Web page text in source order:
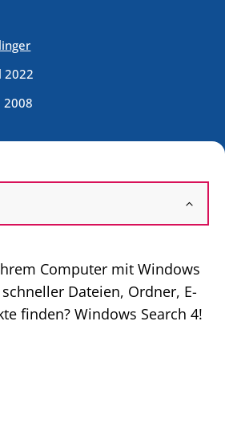
2022
2008
Computer mit Windows
Dateien, Ordner, E-
finden? Windows Search 4!